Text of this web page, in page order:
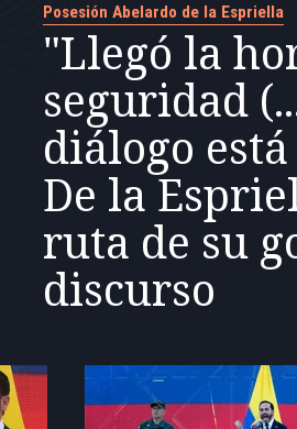
Posesión Abelardo de la Espriella
"Llegó la
seguridad
diálogo
De la
ruta de su
discurso